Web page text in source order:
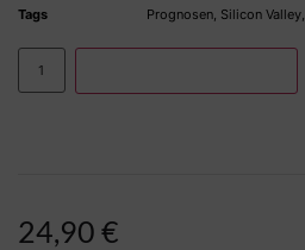
Tags
Prognosen, Silicon Valley,
24,90 €